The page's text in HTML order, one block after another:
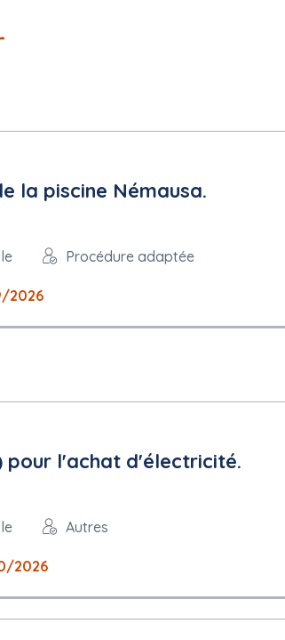
la piscine Némausa.
Procédure adaptée
2026
pour l'achat d'électricité.
Autres
2026